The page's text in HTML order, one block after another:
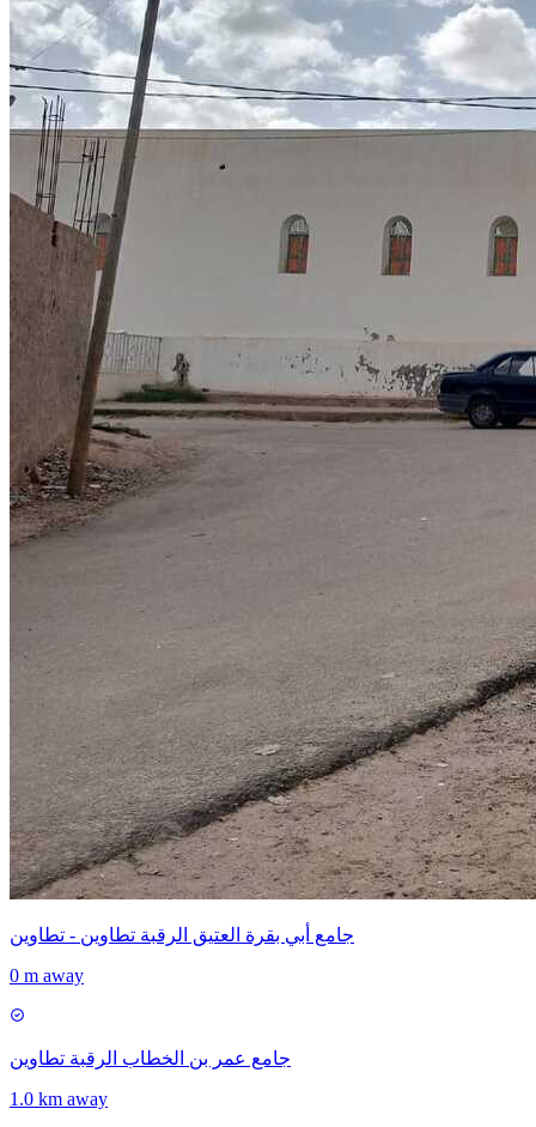
جامع أبي بقرة العتيق الرقبة تطاوين - تطاوين
0 m away
جامع عمر بن الخطاب الرقبة تطاوين
1.0 km away